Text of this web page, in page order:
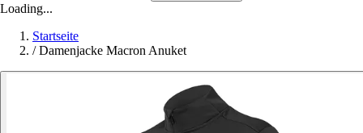
Loading...
Startseite
/ Damenjacke Macron Anuket